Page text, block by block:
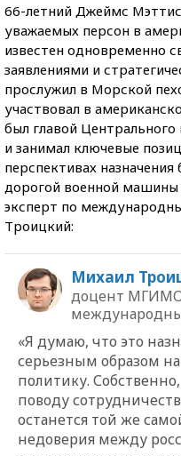
66-летний Джеймс
уважаемых персон в
известен одновременно
заявлениями и
прослужил в Морской
участвовал в
был главой
и занимал ключевые
перспективах
дорогой военной машины
эксперт по
Троицкий:
Михаил
доцент
«Я думаю, что это
серьезным образом
политику.
поводу
останется той же
недоверия между